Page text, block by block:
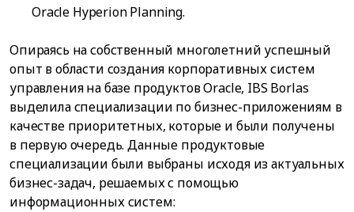
Oracle Hyperion Planning.
Опираясь на собственный многолетний успешный
опыт в области создания корпоративных систем
управления на базе продуктов Oracle, IBS Borlas
выделила специализации по бизнес-приложениям в
качестве приоритетных, которые и были получены
в первую очередь. Данные продуктовые
специализации были выбраны исходя из актуальных
бизнес-задач, решаемых с помощью
информационных систем: